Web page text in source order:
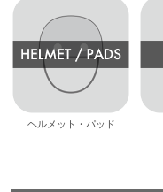
ヘルメット・パッド